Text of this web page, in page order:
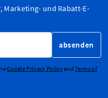
Marketing- und Rabatt-E-
absenden
Google Privacy PolicyandTerms of